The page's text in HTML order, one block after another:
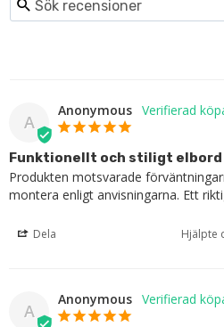
A
Anonymous
Funktionellt och stiligt elbord
Produkten motsvarade
montera enligt anvisningarna. Ett
Dela Hjälpte
A
Anonymous